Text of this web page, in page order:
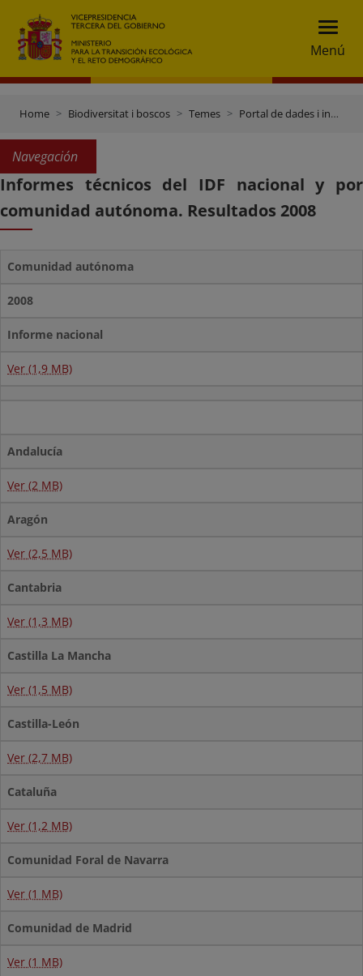
Menú
Home Biodiversitat i boscos Temes Portal de dades i inventaris
Navegación
Informes técnicos del IDF nacional y por
comunidad autónoma. Resultados 2008
Comunidad autónoma
2008
Informe nacional
Ver (1,9 MB)
Andalucía
Ver (2 MB)
Aragón
Ver (2,5 MB)
Cantabria
Ver (1,3 MB)
Castilla La Mancha
Ver (1,5 MB)
Castilla-León
Ver (2,7 MB)
Cataluña
Ver (1,2 MB)
Comunidad Foral de Navarra
Ver (1 MB)
Comunidad de Madrid
Ver (1 MB)